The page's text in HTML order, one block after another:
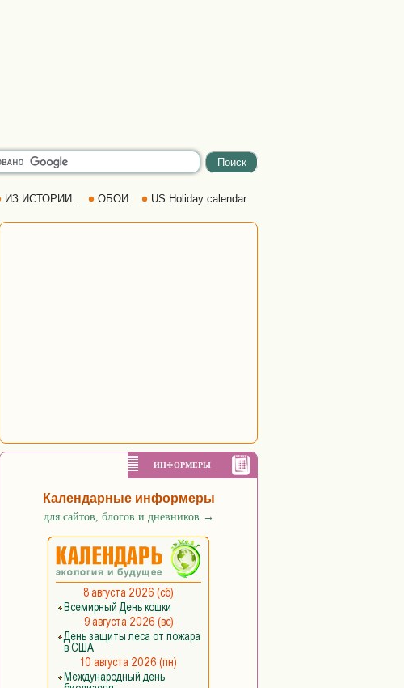
ИЗ ИСТОРИИ... ОБОИ US Holiday calendar
ИНФОРМЕРЫ
Календарные информеры
для сайтов, блогов и дневников →